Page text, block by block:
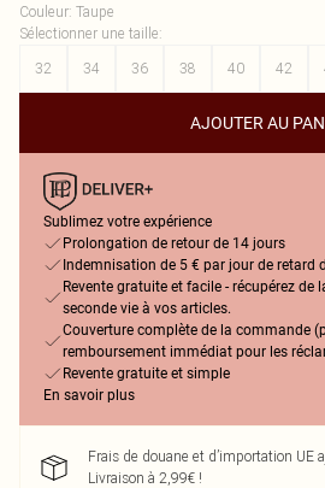
Couleur: Taupe
Sélectionner une taille:
32
34 36 38 40 42
AJOUTER AU
Sublimez votre expérience
Prolongation de retour de 14 jours
Indemnisation de 5 € par jour de retard
Revente gratuite et facile - récupérez de
seconde vie à vos articles.
Couverture complète de la commande
remboursement immédiat pour les
Revente gratuite et simple
En savoir plus
Frais de douane et d’importation UE
Livraison à 2,99€ !